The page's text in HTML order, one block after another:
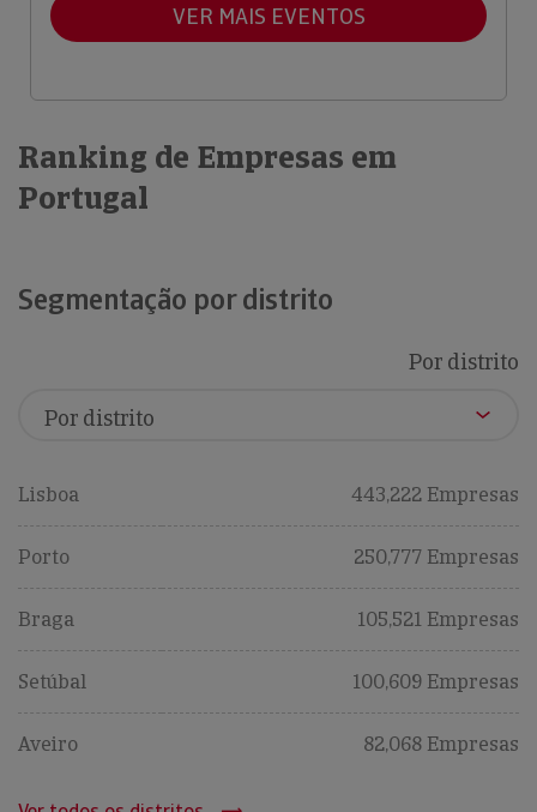
VER MAIS EVENTOS
Ranking de Empresas em
Portugal
Segmentação por distrito
Por distrito
Lisboa 443,222 Empresas
Porto 250,777 Empresas
Braga 105,521 Empresas
Setúbal 100,609 Empresas
Aveiro 82,068 Empresas